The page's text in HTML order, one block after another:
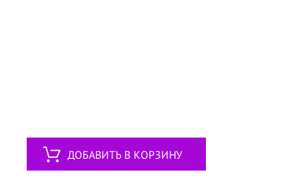
ДОБАВИТЬ В КОРЗИНУ